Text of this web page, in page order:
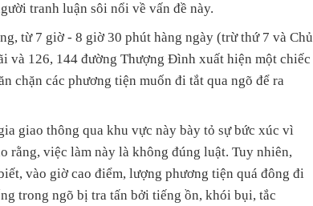
tranh luận sôi nổi về vấn đề này.
từ 7 giờ - 8 giờ 30 phút hàng ngày (trừ thứ 7 và Chủ
và 126, 144 đường Thượng Đình xuất hiện một chiếc
chặn các phương tiện muốn đi tắt qua ngõ để ra
giao thông qua khu vực này bày tỏ sự bức xúc vì
rằng, việc làm này là không đúng luật. Tuy nhiên,
vào giờ cao điểm, lượng phương tiện quá đông đi
trong ngõ bị tra tấn bởi tiếng ồn, khói bụi, tắc